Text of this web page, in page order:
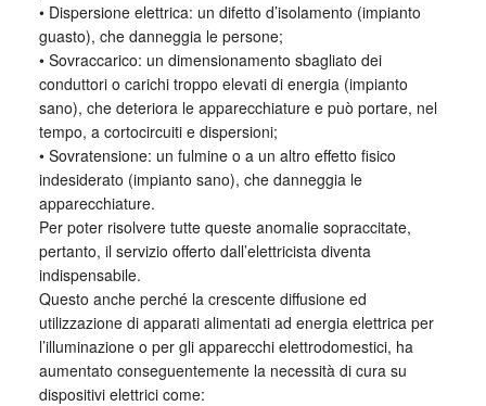
• Dispersione elettrica: un difetto d’isolamento (impianto
guasto), che danneggia le persone;
• Sovraccarico: un dimensionamento sbagliato dei
conduttori o carichi troppo elevati di energia (impianto
sano), che deteriora le apparecchiature e può portare, nel
tempo, a cortocircuiti e dispersioni;
• Sovratensione: un fulmine o a un altro effetto fisico
indesiderato (impianto sano), che danneggia le
apparecchiature.
Per poter risolvere tutte queste anomalie sopraccitate,
pertanto, il servizio offerto dall’elettricista diventa
indispensabile.
Questo anche perché la crescente diffusione ed
utilizzazione di apparati alimentati ad energia elettrica per
l’illuminazione o per gli apparecchi elettrodomestici, ha
aumentato conseguentemente la necessità di cura su
dispositivi elettrici come: